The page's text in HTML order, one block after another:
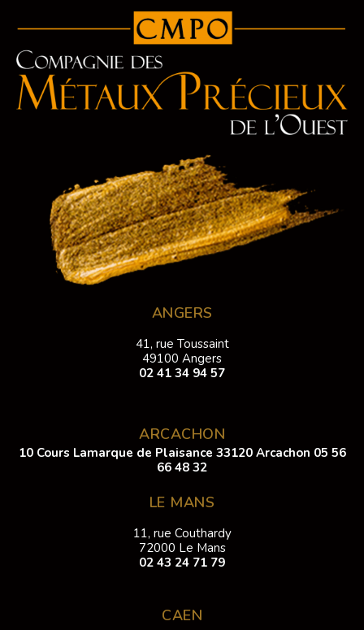
ANGERS
41, rue Toussaint
49100 Angers
02 41 34 94 57
ARCACHON
10 Cours Lamarque de Plaisance 33120 Arcachon 05 56
66 48 32
LE MANS
11, rue Couthardy
72000 Le Mans
02 43 24 71 79
CAEN